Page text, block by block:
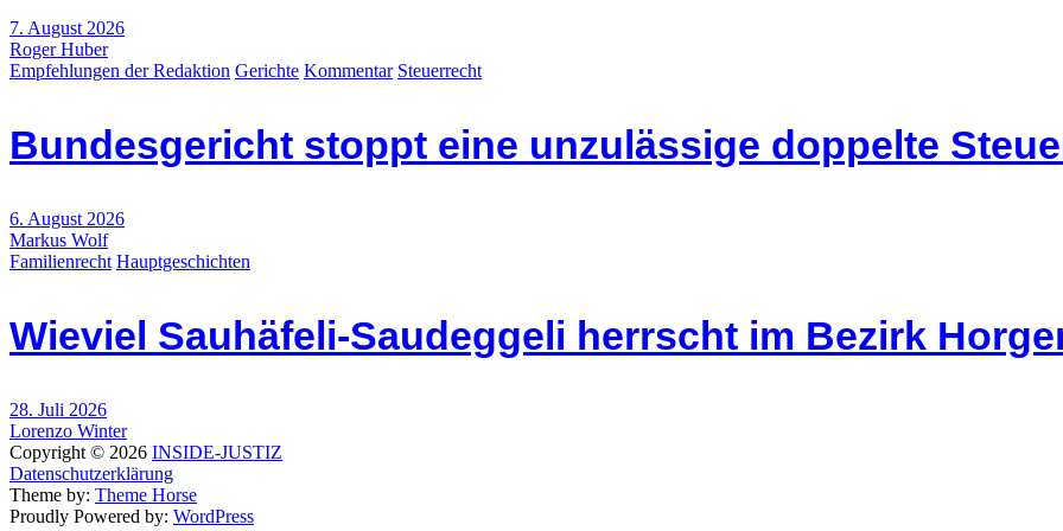
7. August 2026
Roger Huber
Empfehlungen der Redaktion Gerichte Kommentar Steuerrecht
Bundesgericht stoppt eine unzulässige doppelte
6. August 2026
Markus Wolf
Familienrecht Hauptgeschichten
Wieviel Sauhäfeli-Saudeggeli herrscht im Bezirk
28. Juli 2026
Lorenzo Winter
Copyright © 2026 INSIDE-JUSTIZ
Datenschutzerklärung
Theme by: Theme Horse
Proudly Powered by: WordPress